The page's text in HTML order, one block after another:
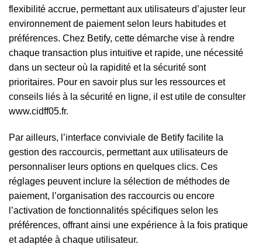
flexibilité accrue, permettant aux utilisateurs d’ajuster leur
environnement de paiement selon leurs habitudes et
préférences. Chez Betify, cette démarche vise à rendre
chaque transaction plus intuitive et rapide, une nécessité
dans un secteur où la rapidité et la sécurité sont
prioritaires. Pour en savoir plus sur les ressources et
conseils liés à la sécurité en ligne, il est utile de consulter
www.cidff05.fr.
Par ailleurs, l’interface conviviale de Betify facilite la
gestion des raccourcis, permettant aux utilisateurs de
personnaliser leurs options en quelques clics. Ces
réglages peuvent inclure la sélection de méthodes de
paiement, l’organisation des raccourcis ou encore
l’activation de fonctionnalités spécifiques selon les
préférences, offrant ainsi une expérience à la fois pratique
et adaptée à chaque utilisateur.